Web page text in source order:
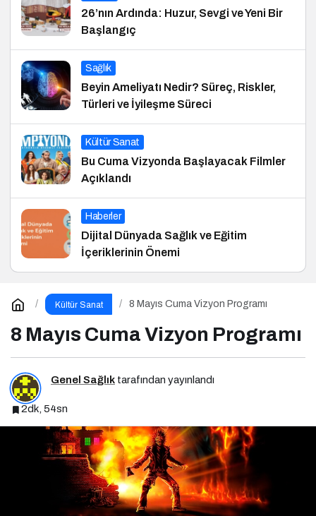
26’nın Ardında: Huzur, Sevgi ve Yeni Bir
Başlangıç
Sağlık
Beyin Ameliyatı Nedir? Süreç, Riskler,
Türleri ve İyileşme Süreci
Kültür Sanat
Bu Cuma Vizyonda Başlayacak Filmler
Açıklandı
Haberler
Dijital Dünyada Sağlık ve Eğitim
İçeriklerinin Önemi
Kültür Sanat 8 Mayıs Cuma Vizyon Programı
8 Mayıs Cuma Vizyon Programı
Genel Sağlık tarafından yayınlandı
2dk, 54sn